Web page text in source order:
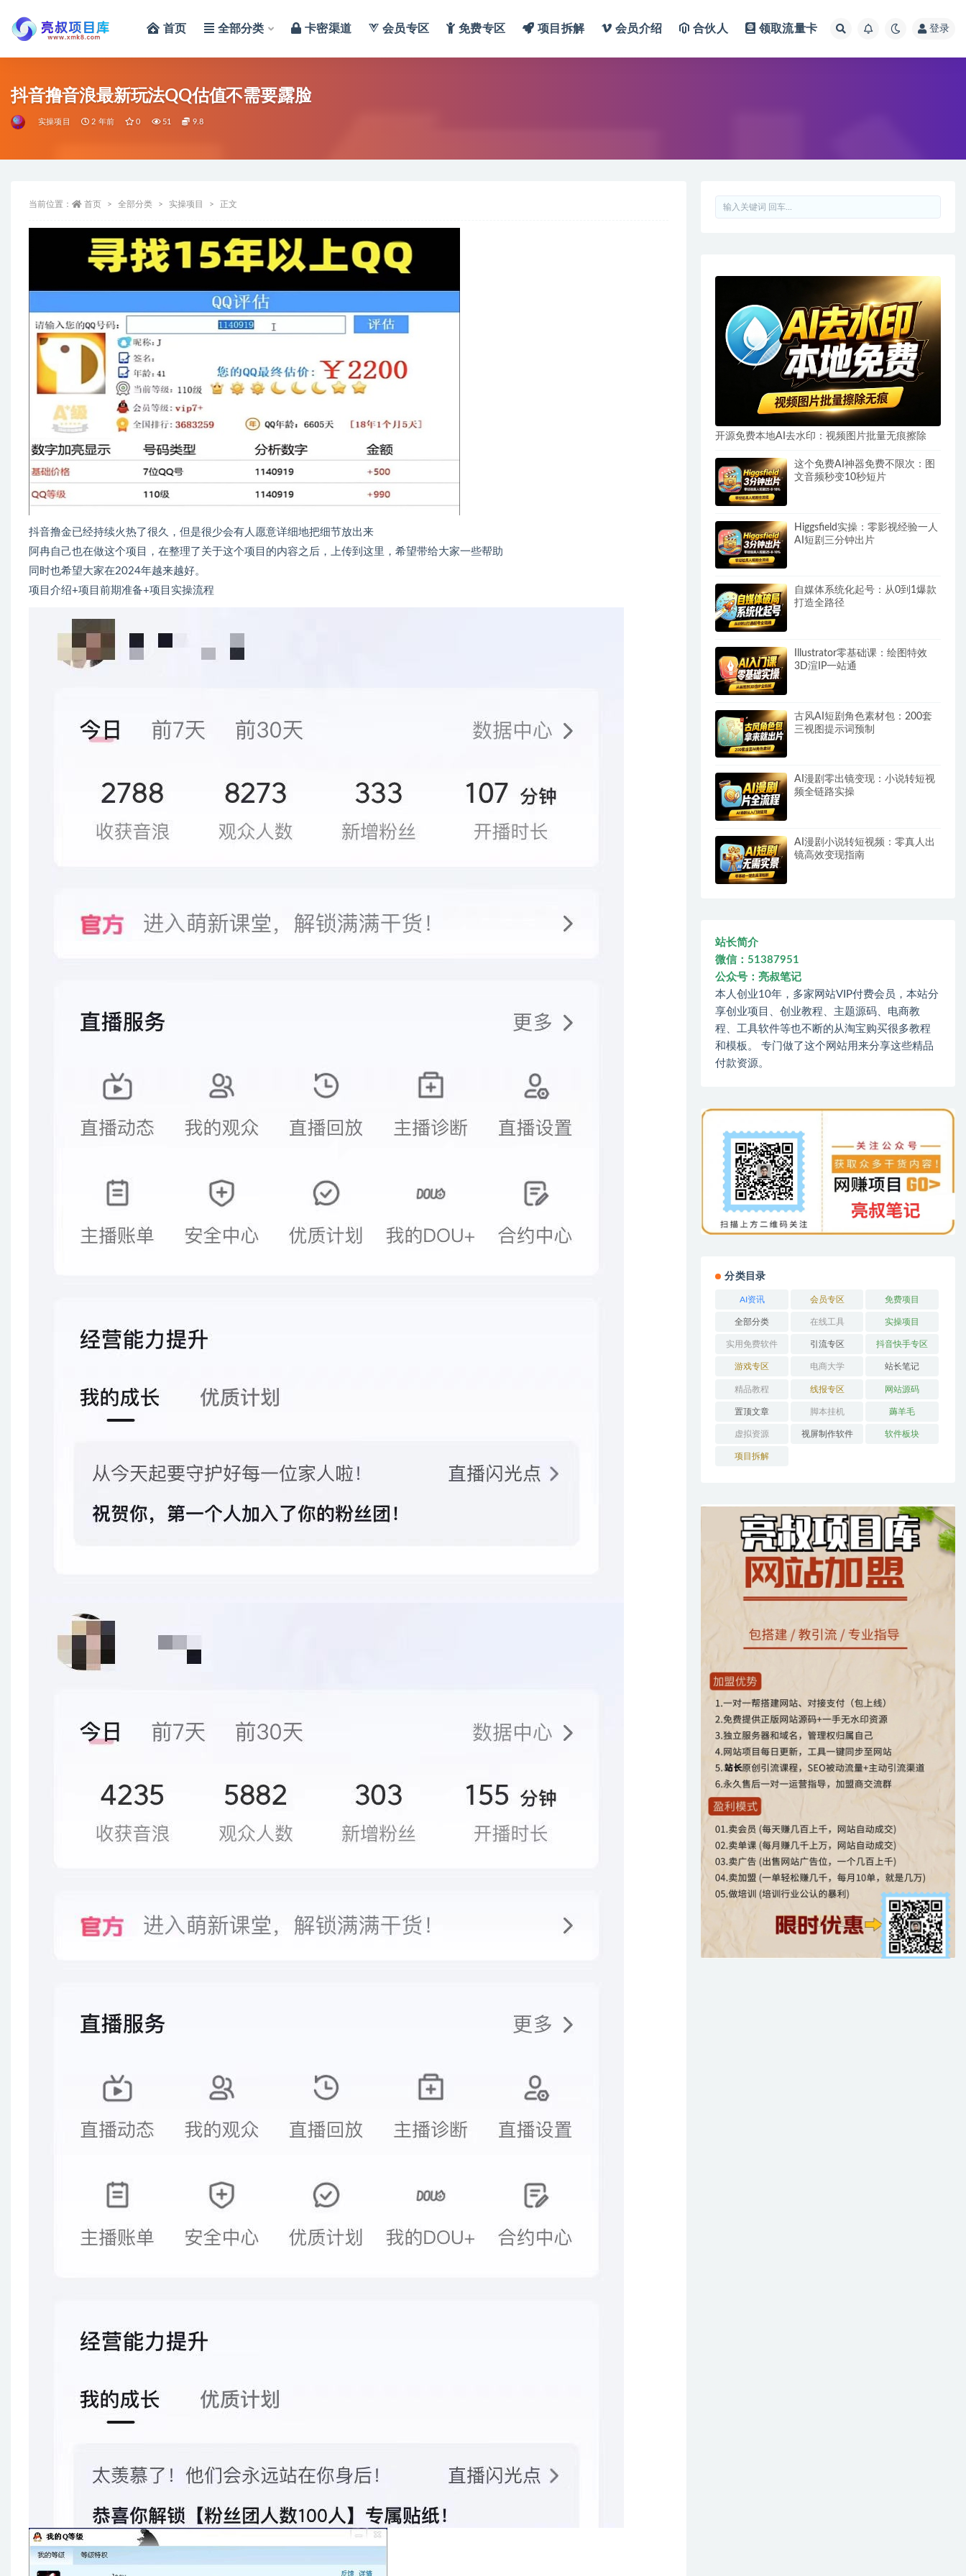
首页 全部分类 卡密渠道 会员专区 免费专区 项目拆解 会员介绍 合伙人 领取流量卡 登录
抖音撸音浪最新玩法QQ估值不需要露脸
实操项目 2 年前 0 51 9.8
当前位置： 首页 全部分类 实操项目 正文
抖音撸金已经持续火热了很久，但是很少会有人愿意详细地把细节放出来
阿冉自己也在做这个项目，在整理了关于这个项目的内容之后，上传到这里，希望带给大家一些帮助
同时也希望大家在2024年越来越好。
项目介绍+项目前期准备+项目实操流程
开源免费本地AI去水印：视频图片批量无痕擦除
这个免费AI神器免费不限次：图
文音频秒变10秒短片
Higgsfield实操：零影视经验一人
AI短剧三分钟出片
自媒体系统化起号：从0到1爆款
打造全路径
Illustrator零基础课：绘图特效
3D渲IP一站通
古风AI短剧角色素材包：200套
三视图提示词预制
AI漫剧零出镜变现：小说转短视
频全链路实操
AI漫剧小说转短视频：零真人出
镜高效变现指南
站长简介
微信：51387951
公众号：亮叔笔记
本人创业10年，多家网站VIP付费会员，本站分
享创业项目、创业教程、主题源码、电商教
程、工具软件等也不断的从淘宝购买很多教程
和模板。 专门做了这个网站用来分享这些精品
付款资源。
分类目录
AI资讯 会员专区 免费项目
全部分类 在线工具 实操项目
实用免费软件 引流专区 抖音快手专区
游戏专区 电商大学 站长笔记
精品教程 线报专区 网站源码
置顶文章 脚本挂机 薅羊毛
虚拟资源 视屏制作软件 软件板块
项目拆解